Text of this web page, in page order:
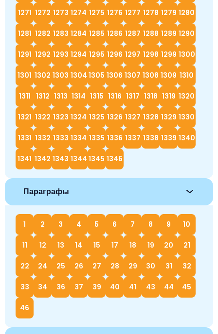
1271 1272 1273 1274 1275 1276 1277 1278 1279 1280
1281 1282 1283 1284 1285 1286 1287 1288 1289 1290
1291 1292 1293 1294 1295 1296 1297 1298 1299 1300
1301 1302 1303 1304 1305 1306 1307 1308 1309 1310
1311 1312 1313 1314 1315 1316 1317 1318 1319 1320
1321 1322 1323 1324 1325 1326 1327 1328 1329 1330
1331 1332 1333 1334 1335 1336 1337 1338 1339 1340
1341 1342 1343 1344 1345 1346
Параграфы
1 2 3 4 5 6 7 8 9 10
11 12 13 14 15 17 18 19 20 21
22 24 25 26 27 28 29 30 31 32
33 34 36 37 39 40 41 43 44 45
46